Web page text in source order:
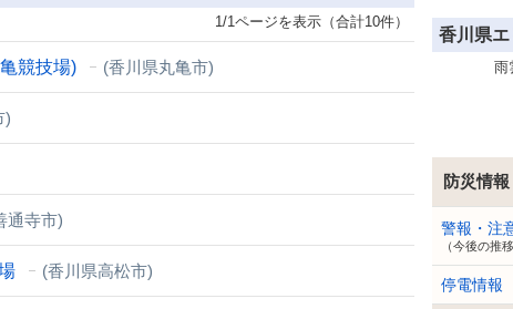
1/1ページを表示（合計10件）
競技場) (香川県丸亀市)
)
通寺市)
(香川県高松市)
香川県
雨
防災情報
警報・注
（今後の推移
停電情報